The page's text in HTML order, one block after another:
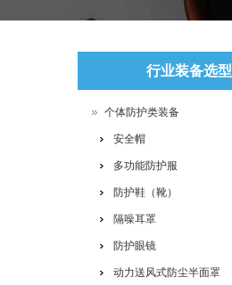
行业装备选型
个体防护类装备
安全帽
多功能防护服
防护鞋（靴）
隔噪耳罩
防护眼镜
动力送风式防尘半面罩